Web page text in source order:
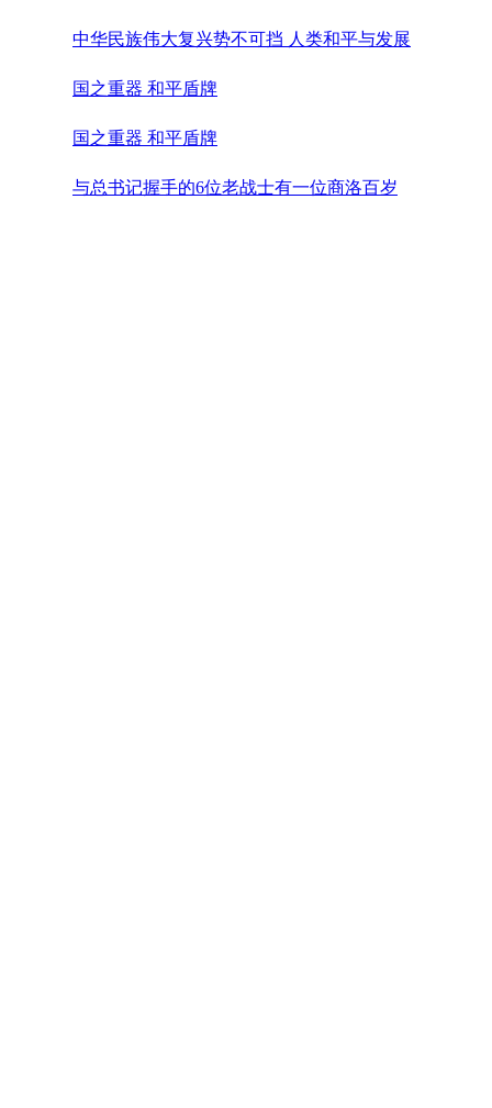
老人
中华民族伟大复兴势不可挡 人类和平与发展
的崇高事业必将胜利
国之重器 和平盾牌
国之重器 和平盾牌
与总书记握手的6位老战士有一位商洛百岁